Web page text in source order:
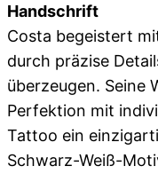
Handschrift
Costa begeistert
durch präzise
überzeugen. Seine
Perfektion mit
Tattoo ein
Schwarz-Weiß-